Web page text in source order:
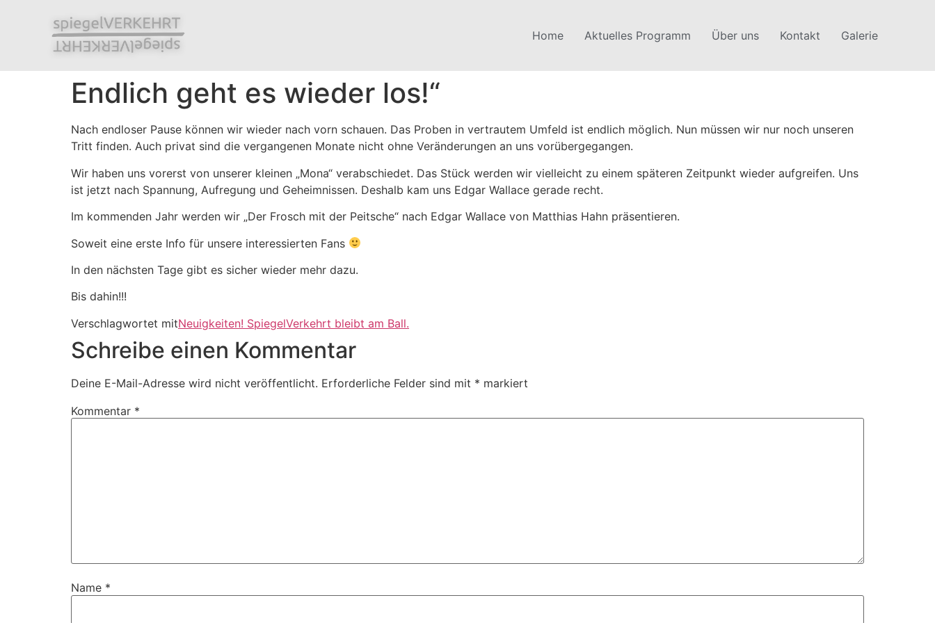
Home Aktuelles Programm Über uns Kontakt Galerie
Endlich geht es wieder los!“
Nach endloser Pause können wir wieder nach vorn schauen. Das Proben in vertrautem Umfeld ist endlich möglich. Nun müssen wir nur noch unseren
Tritt finden. Auch privat sind die vergangenen Monate nicht ohne Veränderungen an uns vorübergegangen.
Wir haben uns vorerst von unserer kleinen „Mona“ verabschiedet. Das Stück werden wir vielleicht zu einem späteren Zeitpunkt wieder aufgreifen. Uns
ist jetzt nach Spannung, Aufregung und Geheimnissen. Deshalb kam uns Edgar Wallace gerade recht.
Im kommenden Jahr werden wir „Der Frosch mit der Peitsche“ nach Edgar Wallace von Matthias Hahn präsentieren.
Soweit eine erste Info für unsere interessierten Fans
In den nächsten Tage gibt es sicher wieder mehr dazu.
Bis dahin!!!
Verschlagwortet mitNeuigkeiten! SpiegelVerkehrt bleibt am Ball.
Schreibe einen Kommentar
Deine E-Mail-Adresse wird nicht veröffentlicht. Erforderliche Felder sind mit * markiert
Kommentar *
Name *